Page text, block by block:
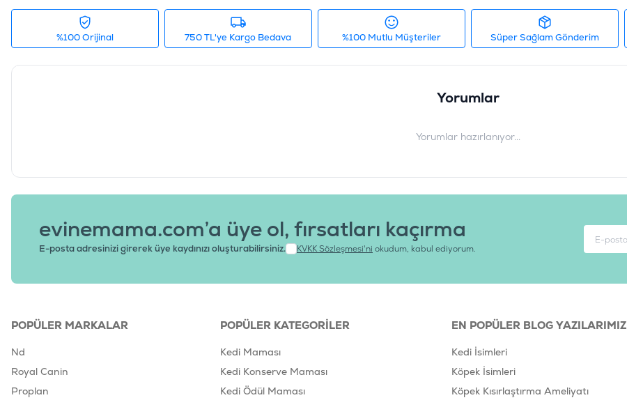
%100 Orijinal 750 TL'ye Kargo Bedava %100 Mutlu Müşteriler Süper Sağlam Gönderim
Yorumlar
Yorumlar hazırlanıyor...
evinemama.com’a üye ol, fırsatları kaçırma
E-posta adresinizi girerek üye kaydınızı oluşturabilirsiniz. KVKK Sözleşmesi'ni okudum, kabul ediyorum.
POPÜLER MARKALAR
Nd
Royal Canin
Proplan
POPÜLER KATEGORILER
Kedi Maması
Kedi Konserve Maması
Kedi Ödül Maması
EN POPÜLER BLOG YAZILARIMIZ
Kedi İsimleri
Köpek İsimleri
Köpek Kısırlaştırma Ameliyatı